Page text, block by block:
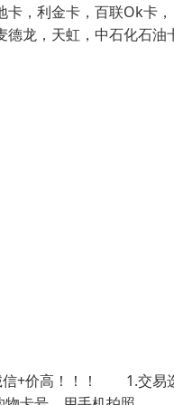
，利金卡，百联Ok卡
龙，天虹，中石化石
诚信+价高！！！ 1.交